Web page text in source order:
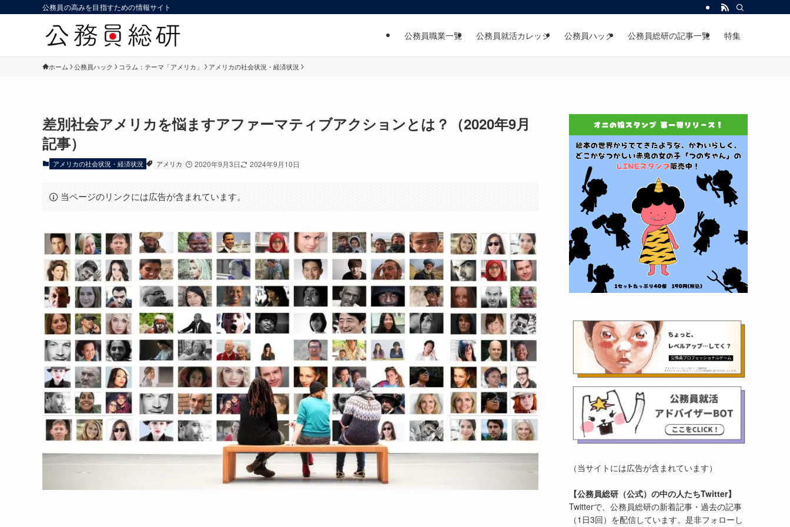
公務員の高みを目指すための情報サイト
公務員職業一覧 公務員就活カレッジ 公務員ハック 公務員総研の記事一覧 特集
ホーム 公務員ハック コラム：テーマ「アメリカ」 アメリカの社会状況・経済状況
差別社会アメリカを悩ますアファーマティブアクションとは？（2020年9月
記事）
アメリカの社会状況・経済状況 アメリカ 2020年9月3日 2024年9月10日
当ページのリンクには広告が含まれています。
（当サイトには広告が含まれています）
【公務員総研（公式）の中の人たちTwitter】
Twitterで、公務員総研の新着記事・過去の記事
（1日3回）を配信しています。是非フォローし